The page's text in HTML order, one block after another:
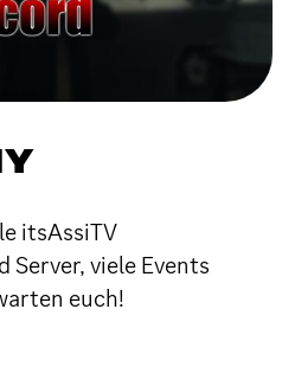
itsAssiTV
Server, viele Events
euch!